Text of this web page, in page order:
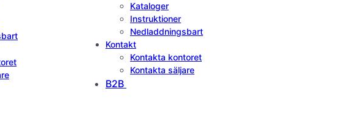
Kataloger
Instruktioner
Nedladdningsbart
Kontakt
Kontakta kontoret
Kontakta säljare
B2B